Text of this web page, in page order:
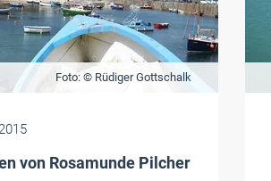
Foto: © Rüdiger Gottschalk
von Rosamunde Pilcher